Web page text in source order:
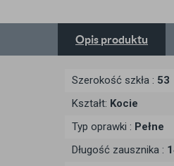
Opis produktu
Szerokość szkła : 53
Kształt: Kocie
Typ oprawki : Pełne
Długość zausznika :